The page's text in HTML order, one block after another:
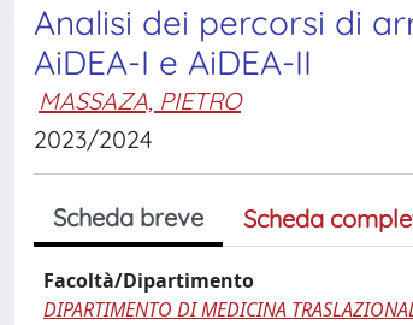
Analisi dei percorsi di
AiDEA-I e AiDEA-II
MASSAZA, PIETRO
2023/2024
Scheda breve Scheda
Facoltà/Dipartimento
DIPARTIMENTO DI MEDICINA